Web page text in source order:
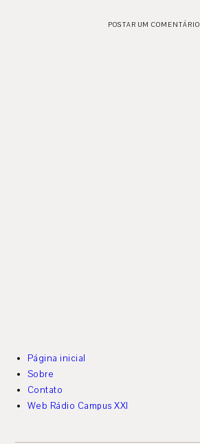
POSTAR UM COMENTÁRIO
Página inicial
Sobre
Contato
Web Rádio Campus XXI